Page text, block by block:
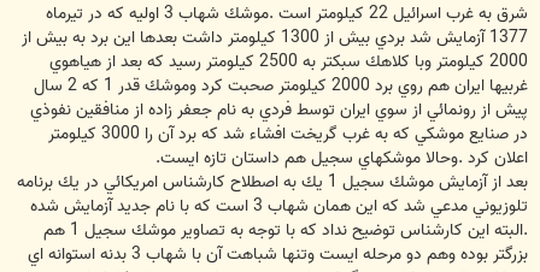
شرق به غرب اسرائيل 22 كيلومتر است .موشك شهاب 3 اوليه كه در تيرماه
1377 آزمايش شد بردي بيش از 1300 كيلومتر داشت بعدها اين برد به بيش از
2000 كيلومتر وبا كلاهك سبكتر به 2500 كيلومتر رسيد كه بعد از هياهوي
غربيها ايران هم روي برد 2000 كيلومتر صحبت كرد وموشك قدر 1 كه 2 سال
پيش از رونمائي از سوي ايران توسط فردي به نام جعفر زاده از منافقين نفوذي
در صنايع موشكي كه به غرب گريخت افشاء شد كه برد آن را 3000 كيلومتر
اعلان كرد .وحالا موشكهاي سجيل هم داستان تازه ايست.
بعد از آزمايش موشك سجيل 1 يك به اصطلاح كارشناس امريكائي در يك برنامه
تلوزيوني مدعي شد كه اين همان شهاب 3 است كه با نام جديد آزمايش شده
.البته اين كارشناس توضيح نداد كه با توجه به تصاوير موشك سجيل 1 هم
بزرگتر بوده وهم دو مرحله ايست وتنها شباهت آن با شهاب 3 بدنه استوانه اي